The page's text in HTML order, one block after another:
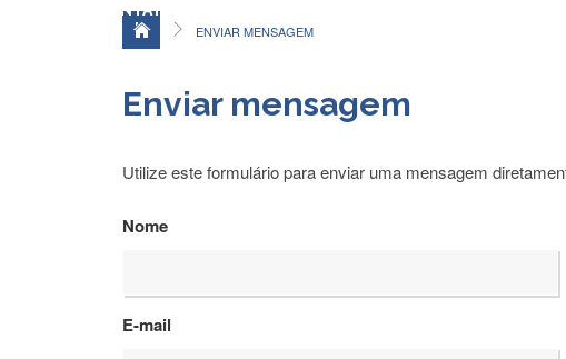
CONTATO
ENVIAR MENSAGEM
Enviar mensagem
Utilize este formulário para enviar uma mensagem
Nome
E-mail